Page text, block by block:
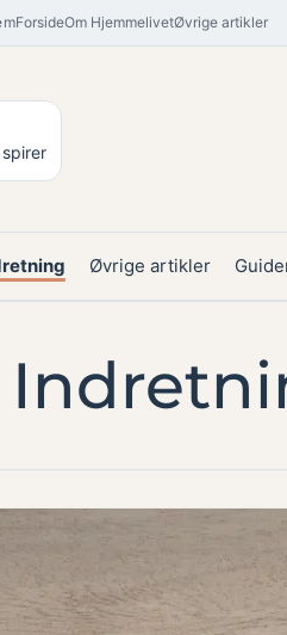
ForsideOm HjemmelivetØvrige artikler
Øvrige artikler